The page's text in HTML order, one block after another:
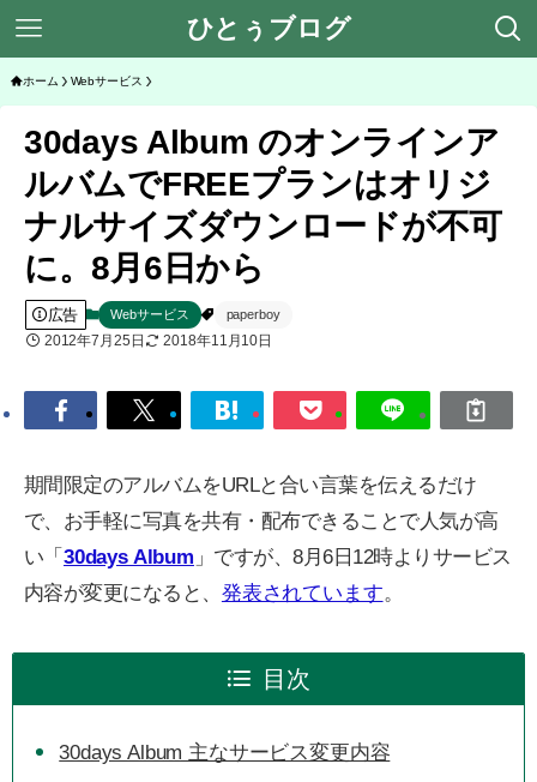
ひとぅブログ
ホーム Webサービス
30days Album のオンラインア
ルバムでFREEプランはオリジ
ナルサイズダウンロードが不可
に。8月6日から
広告 Webサービス paperboy
2012年7月25日 2018年11月10日
期間限定のアルバムをURLと合い言葉を伝えるだけ
で、お手軽に写真を共有・配布できることで人気が高
い「 30days Album 」ですが、8月6日12時よりサービス
内容が変更になると、 発表されています。
目次
30days Album 主なサービス変更内容